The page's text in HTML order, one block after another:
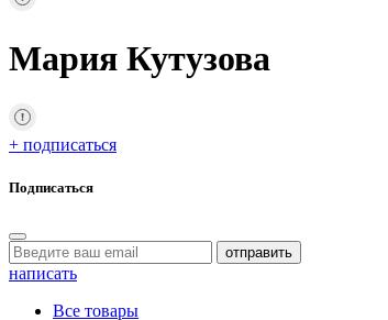
Мария Кутузова
+ подписаться
Подписаться
отправить
написать
Все товары